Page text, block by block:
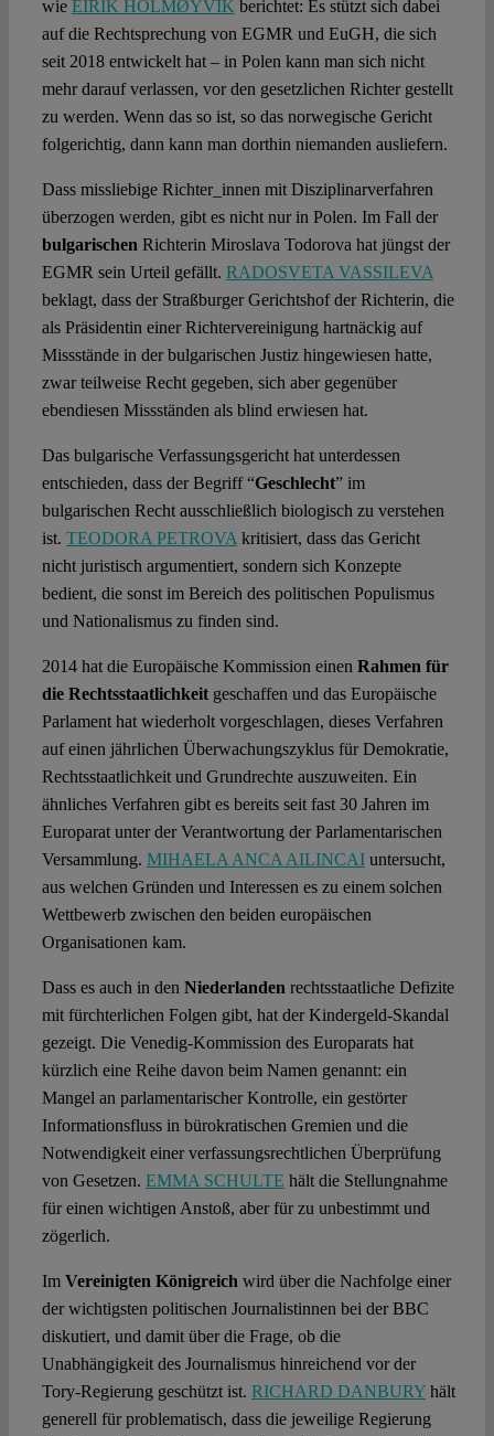
wie EIRIK HOLMØYVIK berichtet: Es stützt sich dabei
auf die Rechtsprechung von EGMR und EuGH, die sich
seit 2018 entwickelt hat – in Polen kann man sich nicht
mehr darauf verlassen, vor den gesetzlichen Richter gestellt
zu werden. Wenn das so ist, so das norwegische Gericht
folgerichtig, dann kann man dorthin niemanden ausliefern.
Dass missliebige Richter_innen mit Disziplinarverfahren
überzogen werden, gibt es nicht nur in Polen. Im Fall der
bulgarischen Richterin Miroslava Todorova hat jüngst der
EGMR sein Urteil gefällt. RADOSVETA VASSILEVA
beklagt, dass der Straßburger Gerichtshof der Richterin, die
als Präsidentin einer Richtervereinigung hartnäckig auf
Missstände in der bulgarischen Justiz hingewiesen hatte,
zwar teilweise Recht gegeben, sich aber gegenüber
ebendiesen Missständen als blind erwiesen hat.
Das bulgarische Verfassungsgericht hat unterdessen
entschieden, dass der Begriff “Geschlecht” im
bulgarischen Recht ausschließlich biologisch zu verstehen
ist. TEODORA PETROVA kritisiert, dass das Gericht
nicht juristisch argumentiert, sondern sich Konzepte
bedient, die sonst im Bereich des politischen Populismus
und Nationalismus zu finden sind.
2014 hat die Europäische Kommission einen Rahmen für
die Rechtsstaatlichkeitgeschaffen und das Europäische
Parlament hat wiederholt vorgeschlagen, dieses Verfahren
auf einen jährlichen Überwachungszyklus für Demokratie,
Rechtsstaatlichkeit und Grundrechte auszuweiten. Ein
ähnliches Verfahren gibt es bereits seit fast 30 Jahren im
Europarat unter der Verantwortung der Parlamentarischen
Versammlung. MIHAELA ANCA AILINCAIuntersucht,
aus welchen Gründen und Interessen es zu einem solchen
Wettbewerb zwischen den beiden europäischen
Organisationen kam.
Dass es auch in den Niederlanden rechtsstaatliche Defizite
mit fürchterlichen Folgen gibt, hat der Kindergeld-Skandal
gezeigt. Die Venedig-Kommission des Europarats hat
kürzlich eine Reihe davon beim Namen genannt: ein
Mangel an parlamentarischer Kontrolle, ein gestörter
Informationsfluss in bürokratischen Gremien und die
Notwendigkeit einer verfassungsrechtlichen Überprüfung
von Gesetzen. EMMA SCHULTE hält die Stellungnahme
für einen wichtigen Anstoß, aber für zu unbestimmt und
zögerlich.
Im Vereinigten Königreich wird über die Nachfolge einer
der wichtigsten politischen Journalistinnen bei der BBC
diskutiert, und damit über die Frage, ob die
Unabhängigkeit des Journalismus hinreichend vor der
Tory-Regierung geschützt ist. RICHARD DANBURYhält
generell für problematisch, dass die jeweilige Regierung